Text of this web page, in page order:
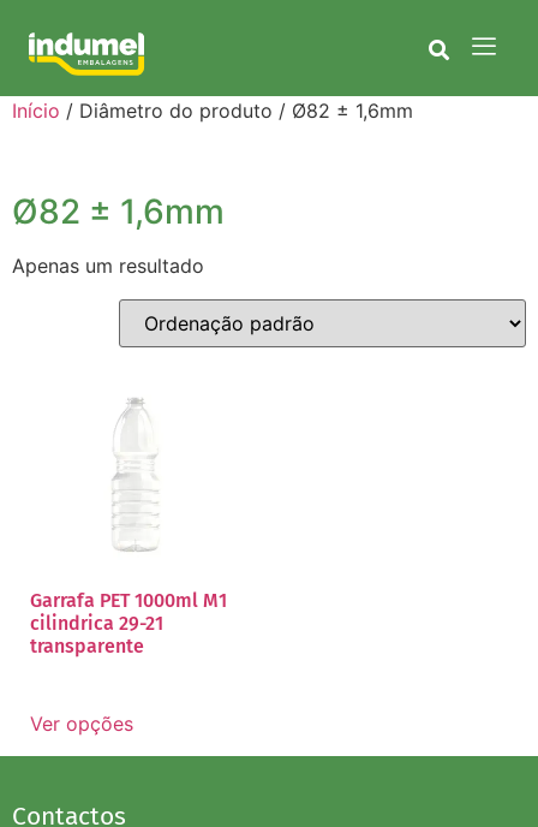
Início / Diâmetro do produto / Ø82 ± 1,6mm
Ø82 ± 1,6mm
Apenas um resultado
Garrafa PET 1000ml M1
cilindrica 29-21
transparente
Ver opções
Contactos